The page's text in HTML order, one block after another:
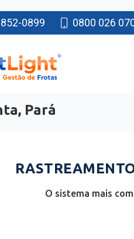
0899 0800 026
Pará
O sistema mais